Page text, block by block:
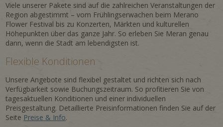
Viele unserer Pakete sind auf die zahlreichen Veranstaltungen der
Region abgestimmt – vom Frühlingserwachen beim Merano
Flower Festival bis zu Konzerten, Märkten und kulturellen
Höhepunkten über das ganze Jahr. So erleben Sie Meran genau
dann, wenn die Stadt am lebendigsten ist.
Flexible Konditionen
Unsere Angebote sind flexibel gestaltet und richten sich nach
Verfügbarkeit sowie Buchungszeitraum. So profitieren Sie von
tagesaktuellen Konditionen und einer individuellen
Preisgestaltung. Detaillierte Preisinformationen finden Sie auf der
Seite Preise & Info.